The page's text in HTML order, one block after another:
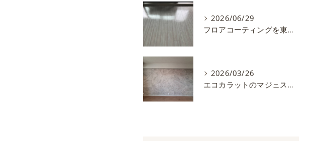
2026/06/29
フロアコーティングを東京都練馬区で施工しました
2026/03/26
エコカラットのマジェスティクスレートを施工しました